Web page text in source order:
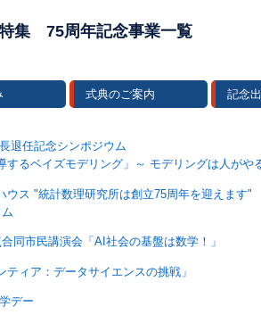
集 75周年記念事業一覧
式典のご案内 記念
退任記念シンポジウム
するベイズモデリング」～ モデリングは人がや
ウス "統計数理研究所は創立75周年を迎えます"
同市民講演会「AI社会の基盤は数学！」
ィア：データサイエンスの挑戦」
デー